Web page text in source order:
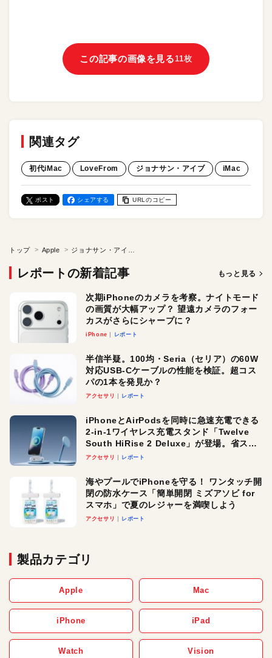
この記事の画像を見る11枚
関連タグ
初代iMac LoveFrom ジョナサン・アイブ iMac
ポスト シェアする URLのコピー
トップ Apple
レポートの新着記事 もっと見る
次期iPhoneのカメラを考察。ナイトモード
の画質が大幅アップ？ 望遠カメラのフォー
カスがさらにシャープに？
iPhone レポート
半信半疑。100均・Seria（セリア）の60W
対応USB-Cケーブルの性能を検証。超コス
パの1本を発見か？
アクセサリ レポート
iPhoneとAirPodsを同時に急速充電できる
2-in-1ワイヤレス充電スタンド「Twelve
South HiRise 2 Deluxe」が登場。省スペ
ースでおしゃれに充電したい人にオスス
アクセサリ レポート
海やプールでiPhoneを守る！ ワンタッチ開
閉の防水ケース「簡単開閉 ミズアソビ for
スマホ」で夏のレジャーを満喫しよう
アクセサリ レポート
製品カテゴリ
Apple Mac
iPhone iPad
Watch Vision